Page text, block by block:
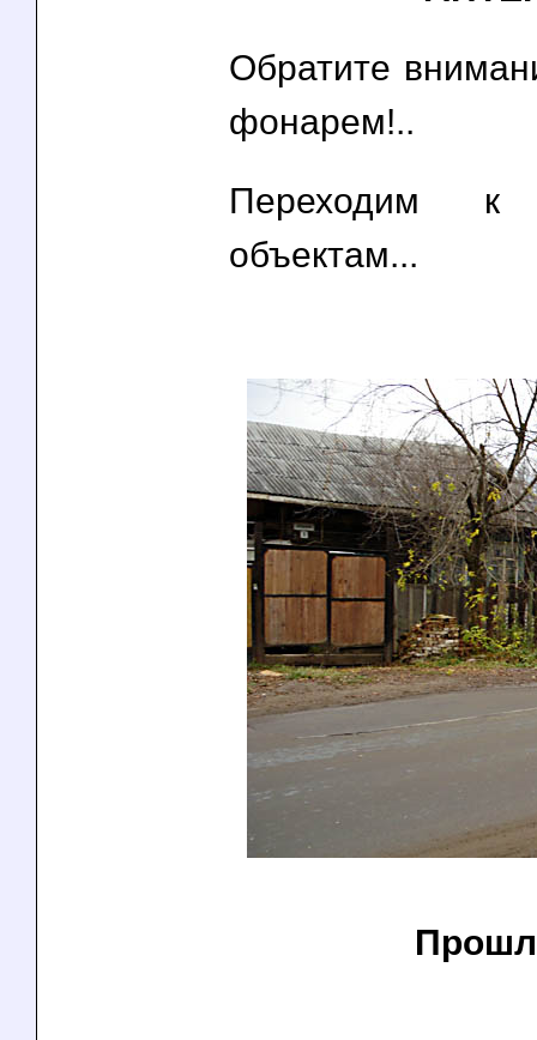
Обратите
фонарем!..
Переходим к
объектам...